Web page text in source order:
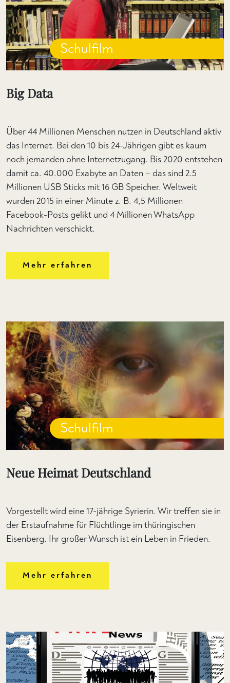
Schulfilm
Big Data
Über 44 Millionen Menschen nutzen in Deutschland aktiv
das Internet. Bei den 10 bis 24-Jährigen gibt es kaum
noch jemanden ohne Internetzugang. Bis 2020 entstehen
damit ca. 40.000 Exabyte an Daten – das sind 2.5
Millionen USB Sticks mit 16 GB Speicher. Weltweit
wurden 2015 in einer Minute z. B. 4,5 Millionen
Facebook-Posts gelikt und 4 Millionen WhatsApp
Nachrichten verschickt.
Mehr erfahren
Schulfilm
Neue Heimat Deutschland
Vorgestellt wird eine 17-jährige Syrierin. Wir treffen sie in
der Erstaufnahme für Flüchtlinge im thüringischen
Eisenberg. Ihr großer Wunsch ist ein Leben in Frieden.
Mehr erfahren